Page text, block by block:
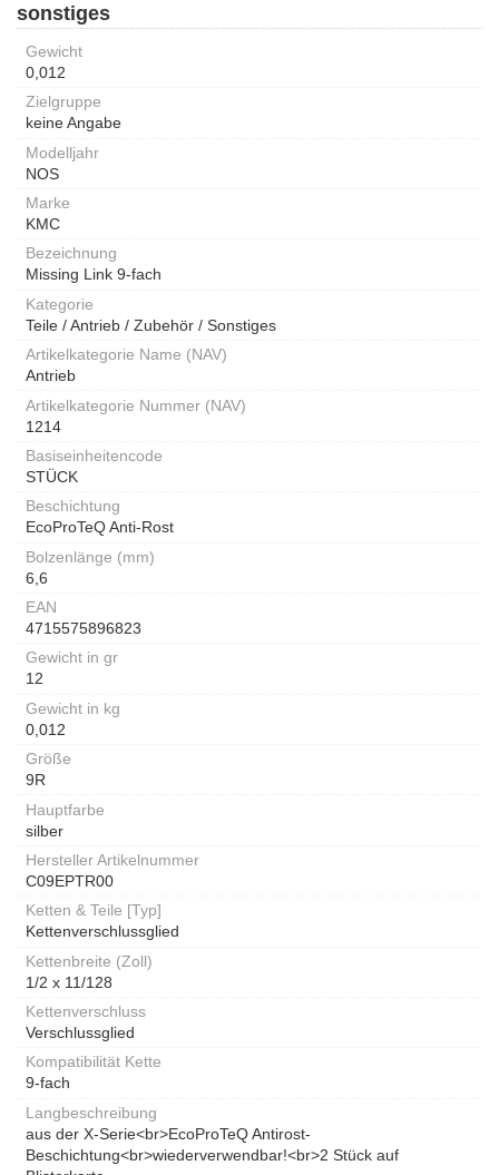
sonstiges
Gewicht
0,012
Zielgruppe
keine Angabe
Modelljahr
NOS
Marke
KMC
Bezeichnung
Missing Link 9-fach
Kategorie
Teile / Antrieb / Zubehör / Sonstiges
Artikelkategorie Name (NAV)
Antrieb
Artikelkategorie Nummer (NAV)
1214
Basiseinheitencode
STÜCK
Beschichtung
EcoProTeQ Anti-Rost
Bolzenlänge (mm)
6,6
EAN
4715575896823
Gewicht in gr
12
Gewicht in kg
0,012
Größe
9R
Hauptfarbe
silber
Hersteller Artikelnummer
C09EPTR00
Ketten & Teile [Typ]
Kettenverschlussglied
Kettenbreite (Zoll)
1/2 x 11/128
Kettenverschluss
Verschlussglied
Kompatibilität Kette
9-fach
Langbeschreibung
aus der X-Serie<br>EcoProTeQ Antirost-
Beschichtung<br>wiederverwendbar!<br>2 Stück auf